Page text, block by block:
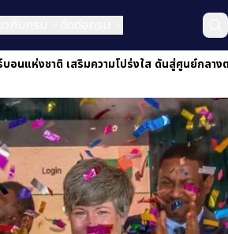
บอนแห่งชาติ เสริมความโปร่งใส ดันสู่ศูนย์กลา